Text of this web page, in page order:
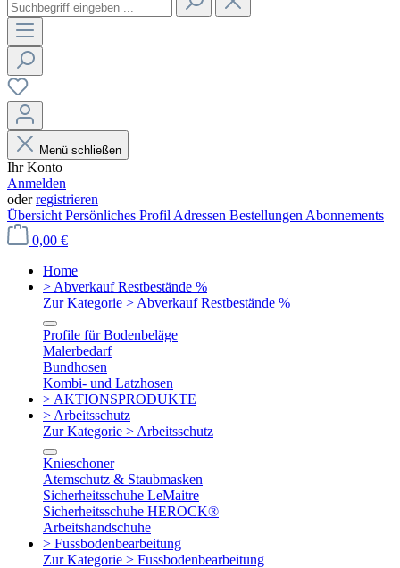
Menü schließen
Ihr Konto
Anmelden
oderregistrieren
Übersicht Persönliches Profil Adressen Bestellungen Abonnements
0,00 €
Home
> Abverkauf Restbestände %
Zur Kategorie > Abverkauf Restbestände %
Profile für Bodenbeläge
Malerbedarf
Bundhosen
Kombi- und Latzhosen
> AKTIONSPRODUKTE
> Arbeitsschutz
Zur Kategorie > Arbeitsschutz
Knieschoner
Atemschutz & Staubmasken
Sicherheitsschuhe LeMaitre
Sicherheitsschuhe HEROCK®
Arbeitshandschuhe
> Fussbodenbearbeitung
Zur Kategorie > Fussbodenbearbeitung